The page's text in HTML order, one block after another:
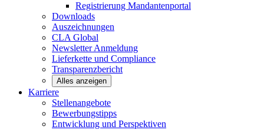
Registrierung Mandantenportal
Downloads
Auszeichnungen
CLAGlobal
NewsletterAnmeldung
Lieferkette und Compliance
Transparenzbericht
Alles anzeigen
Karriere
Stellenangebote
Bewerbungstipps
Entwicklung und Perspektiven